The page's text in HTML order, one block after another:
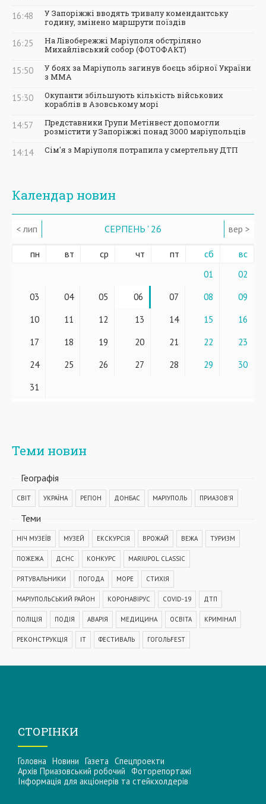
16:48
У Запоріжжі вводять тривалу комендантську
годину, змінено маршрути поїздів
16:25
На Лівобережжі Маріуполя обстріляно
Михайлівський собор (ФОТОФАКТ)
15:50
У боях за Маріуполь загинув боєць збірної України
з ММА
15:30
Окупанти збільшують кількість військових
кораблів в Азовському морі
14:57
Представники Групи Метінвест допомогли
розмістити у Запоріжжі понад 3000 маріупольців
14:14 Сім'я з Маріуполя потрапила у смертельну ДТП
Календар новин
< лип СЕРПЕНЬ ' 26 вер >
пн вт ср чт пт сб вс
01
02
03
04 05 06 07 08
09
10
11 12 13 14 15
16
17
18 19 20 21 22
23
24
25 26 27 28 29
30
31
Теми новин
Географiя
СВІТ УКРАЇНА РЕГІОН ДОНБАС МАРІУПОЛЬ ПРИАЗОВ'Я
Теми
НІЧ МУЗЕЇВ МУЗЕЙ ЕКСКУРСІЯ ВРОЖАЙ ВЕЖА ТУРИЗМ
ПОЖЕЖА ДСНС КОНКУРС MARIUPOL CLASSIC
РЯТУВАЛЬНИКИ ПОГОДА МОРЕ СТИХІЯ
МАРІУПОЛЬСЬКИЙ РАЙОН КОРОНАВІРУС COVID-19 ДТП
ПОЛІЦІЯ ПОДІЯ АВАРІЯ МЕДИЦИНА ОСВІТА КРИМІНАЛ
РЕКОНСТРУКЦІЯ IT ФЕСТИВАЛЬ ГОГОЛЬFEST
НАБЕРЕЖНА ПРЕМ'ЄРА УРЯД ВАКЦИНАЦІЯ
КУЛЬТУРА ЗАКОН ЗАКОНОПРОЕКТ УЗБЕРЕЖЖЯ
СТОРІНКИ
Головна Новини Газета Спецпроекти
Архів Приазовський робочий Фоторепортажі
Інформацiя для акцiонерiв та стейкхолдерiв